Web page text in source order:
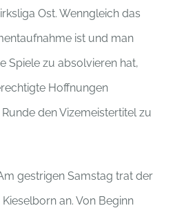
Ost. Wenngleich das
ist und man
Spiele zu absolvieren hat,
Hoffnungen
den Vizemeistertitel zu
gestrigen Samstag trat der
an. Von Beginn